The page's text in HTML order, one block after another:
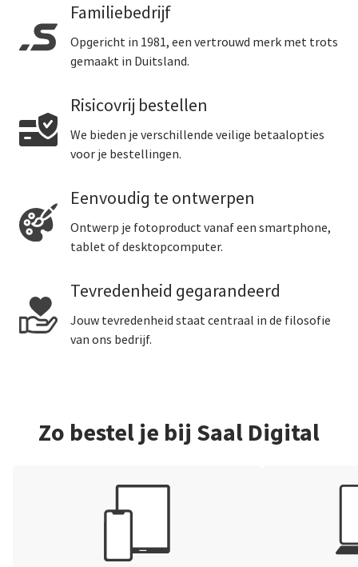
Familiebedrijf
Opgericht in 1981, een vertrouwd merk met trots
gemaakt in Duitsland.
Risicovrij bestellen
We bieden je verschillende veilige betaalopties
voor je bestellingen.
Eenvoudig te ontwerpen
Ontwerp je fotoproduct vanaf een smartphone,
tablet of desktopcomputer.
Tevredenheid gegarandeerd
Jouw tevredenheid staat centraal in de filosofie
van ons bedrijf.
Zo bestel je bij Saal Digital